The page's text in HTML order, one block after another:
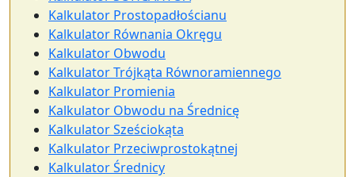
Kalkulator Prostopadłościanu
Kalkulator Równania Okręgu
Kalkulator Obwodu
Kalkulator Trójkąta Równoramiennego
Kalkulator Promienia
Kalkulator Obwodu na Średnicę
Kalkulator Sześciokąta
Kalkulator Przeciwprostokątnej
Kalkulator Średnicy